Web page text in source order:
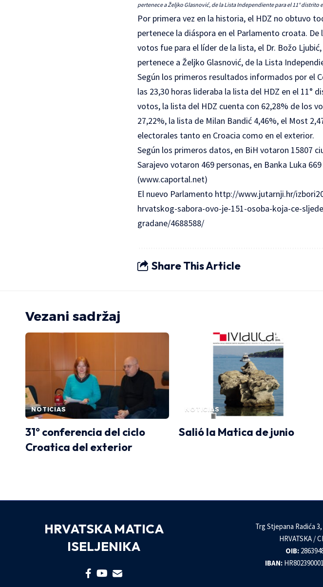
pertenece a Željko Glasnović, de la Lista Independiente para el 11° distrito
Por primera vez en la historia, el HDZ no obtuvo
pertenece la diáspora en el Parlamento croata.
votos fue para el líder de la lista, el Dr. Božo
pertenece a Željko Glasnović, de la Lista
Según los primeros resultados informados por el
las 23,30 horas lideraba la lista del HDZ en el 11°
votos, la lista del HDZ cuenta con 62,28% de los
27,22%, la lista de Milan Bandić 4,46%, el Most
electorales tanto en Croacia como en el exterior.
Según los primeros datos, en BiH votaron 15807
Sarajevo votaron 469 personas, en Banka Luka
(www.caportal.net)
El nuevo Parlamento http://www.jutarnji.hr/
hrvatskog-sabora-ovo-je-151-osoba-koja-ce-
gradane/4688588/
Share This Article
Vezani sadržaj
NOTICIAS
31° conferencia del ciclo
Croatica del exterior
NOTICIAS
Salió la Matica de junio
HRVATSKA MATICA
ISELJENIKA
Trg Stjepana Radića 3,
HRVATSKA /
OIB:
IBAN: